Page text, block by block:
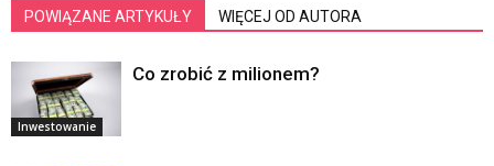
POWIĄZANE ARTYKUŁY WIĘCEJ OD AUTORA
Inwestowanie
Co zrobić z milionem?